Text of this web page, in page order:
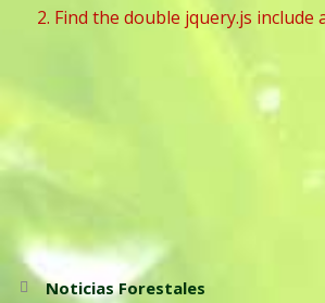
2. Find the double jquery.js include
Noticias Forestales